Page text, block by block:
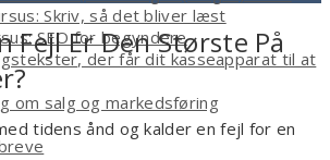
Skriv, så det bliver læst
SEO for begyndere
der får dit kasseapparat til at
om salg og markedsføring
Fejl Er Den Største På
tidens ånd og kalder en fejl for en